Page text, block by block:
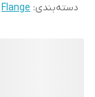
دسته‌بندی:
Flange